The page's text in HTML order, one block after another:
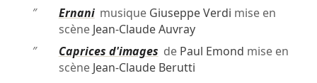
″
Ernanimusique Giuseppe Verdi mise en
scène Jean-Claude Auvray
″
Caprices d'images de Paul Emond mise en
scène Jean-Claude Berutti